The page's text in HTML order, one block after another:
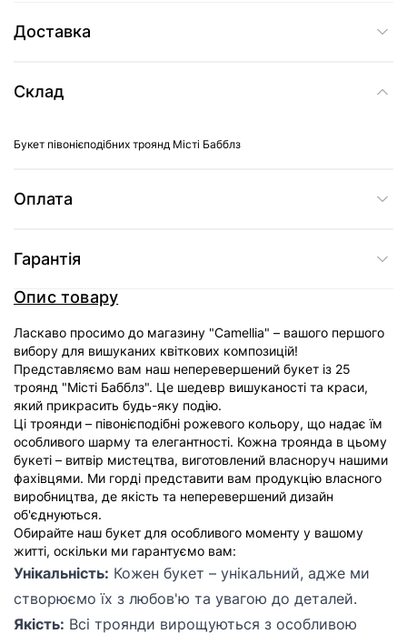
Доставка
Склад
Букет півонієподібних троянд Місті Бабблз
Оплата
Гарантія
Опис товару
Ласкаво просимо до магазину "Camellia" – вашого першого
вибору для вишуканих квіткових композицій!
Представляємо вам наш неперевершений букет із 25
троянд "Місті Бабблз". Це шедевр вишуканості та краси,
який прикрасить будь-яку подію.
Ці троянди – півонієподібні рожевого кольору, що надає їм
особливого шарму та елегантності. Кожна троянда в цьому
букеті – витвір мистецтва, виготовлений власноруч нашими
фахівцями. Ми горді представити вам продукцію власного
виробництва, де якість та неперевершений дизайн
об'єднуються.
Обирайте наш букет для особливого моменту у вашому
житті, оскільки ми гарантуємо вам:
Унікальність: Кожен букет – унікальний, адже ми
створюємо їх з любов'ю та увагою до деталей.
Якість: Всі троянди вирощуються з особливою